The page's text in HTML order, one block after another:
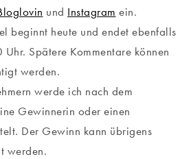
und Instagram ein.
beginnt heute und endet ebenfalls
Spätere Kommentare können
werden.
werde ich nach dem
Gewinnerin oder einen
Der Gewinn kann übrigens
werden.